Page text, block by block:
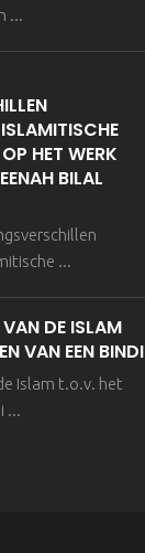
...
ISLAMITISCHE
HET WERK
BILAL
...
DE ISLAM
VAN EEN BINDI
Islam t.o.v. het
...